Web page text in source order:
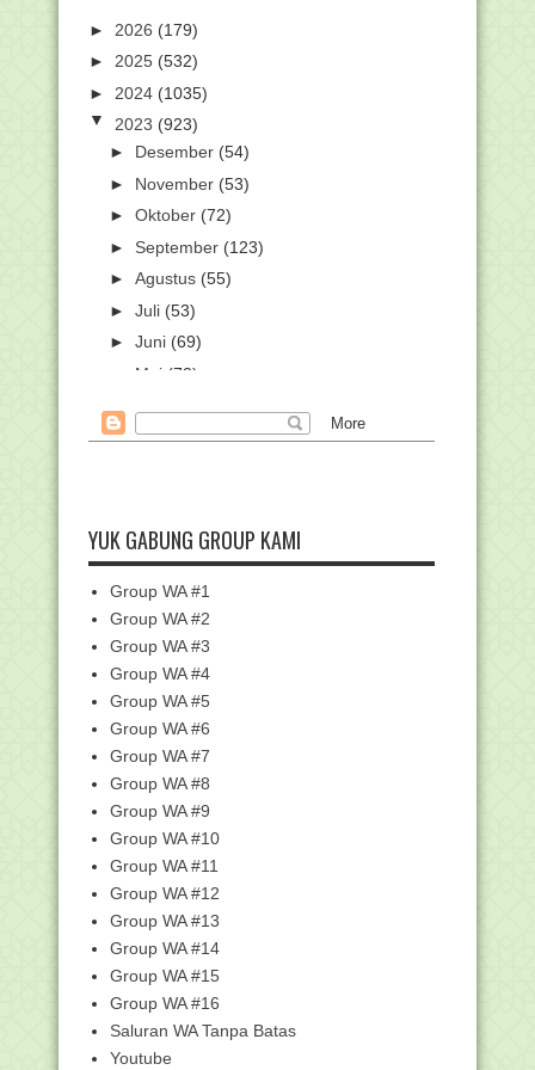
► 2026 (179)
► 2025 (532)
► 2024 (1035)
▼ 2023 (923)
► Desember (54)
► November (53)
► Oktober (72)
► September (123)
► Agustus (55)
► Juli (53)
► Juni (69)
Mei (73)
▼ Maret(101)
MTs, dan MI) Pene...
Pemberitahuan Perpanjangan
Pengajuan Bantuan Saran...
Tahap 1, Kemenag Siapkan Rp73 Miliar
Tunjangan Khu...
Pemerintah Tetapkan Hari Libur
Nasional dan Cuti B...
Unduh Contoh Soal AM Mapel Umum
dan PAI Jenjang MTs
Unduh Contoh Soal UM Mapel Umum
Jenjang MI
Kumpulan Contoh Soal Ujian Madrasah
(UM) Mapel PAI...
SE Ketentuan Pengajuan DUPAK
Pranata Humas
Edaran dan Juknis Penerimaan
Pendidik dan Tenaga K...
Fungsi dan Cara Download Sertifikat
SKD PPPK
Penggantian Penerima Bantuan
Bidikmisi on going 20...
YUK GABUNG GROUP KAMI
Group WA #1
Group WA #2
Group WA #3
Group WA #4
Group WA #5
Group WA #6
Group WA #7
Group WA #8
Group WA #9
Group WA #10
Group WA #11
Group WA #12
Group WA #13
Group WA #14
Group WA #15
Group WA #16
Saluran WA Tanpa Batas
Youtube